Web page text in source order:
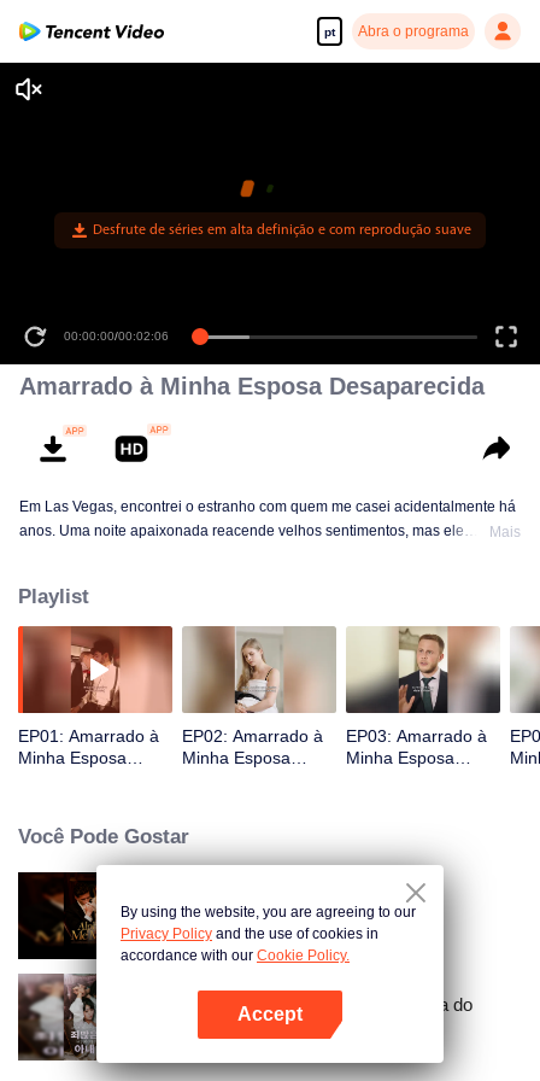
pt Abra o programa
Abra o programa
Desfrute de séries em alta definição e com reprodução suave
00:00:00/00:02:06
Amarrado à Minha Esposa Desaparecida
Em Las Vegas, encontrei o estranho com quem me casei acidentalmente há
anos. Uma noite apaixonada reacende velhos sentimentos, mas ele
esposa – eu.
Mais
Playlist
EP01: Amarrado à
Minha Esposa
EP02: Amarrado à
Minha Esposa
EP03: Amarrado à
Minha Esposa
Você Pode Gostar
Alpha, Me Marca
A Esposa Secreta e Pecaminosa do
Mestre Go (Versão Coreana)
By using the website, you are agreeing to our
Privacy Policy and the use of cookies in
accordance with our Cookie Policy.
Accept